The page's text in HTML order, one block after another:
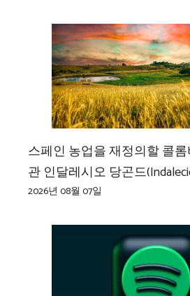
스페인 농업을 재정의할 콜
관 인달레시오 당곤드
2026년 08월 07일